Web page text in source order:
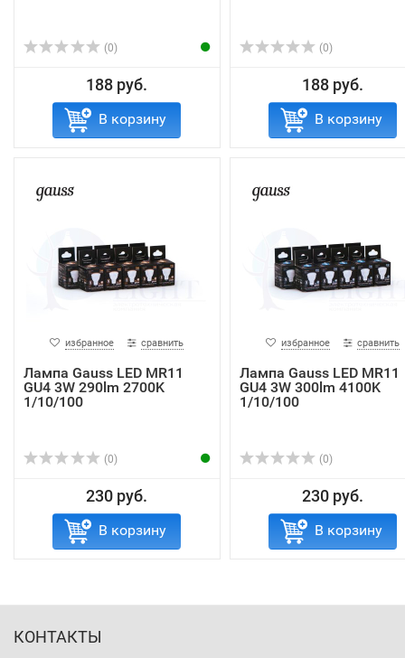
(0)
188 руб.
В корзину
(0)
188 руб.
В корзину
избранное сравнить
Лампа Gauss LED MR11
GU4 3W 290lm 2700K
1/10/100
(0)
230 руб.
В корзину
избранное сравнить
Лампа Gauss LED MR11
GU4 3W 300lm 4100K
1/10/100
(0)
230 руб.
В корзину
КОНТАКТЫ